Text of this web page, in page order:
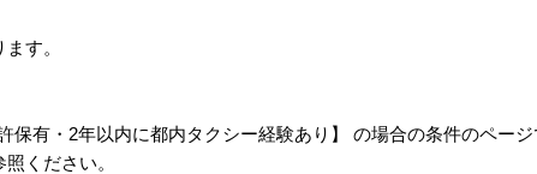
す。
保有・2年以内に都内タクシー経験あり】 の場合の条件のペー
ください。